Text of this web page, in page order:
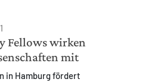
Fellows wirken
mit
in Hamburg fördert